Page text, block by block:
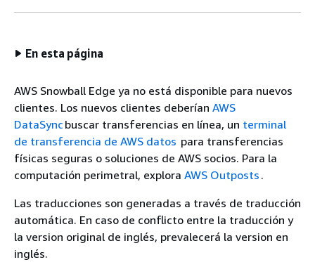
En esta página
AWS Snowball Edge ya no está disponible para nuevos
clientes. Los nuevos clientes deberían AWS
DataSync buscar transferencias en línea, un terminal
de transferencia de AWS datos para transferencias
físicas seguras o soluciones de AWS socios. Para la
computación perimetral, explora AWS Outposts .
Las traducciones son generadas a través de traducción
automática. En caso de conflicto entre la traducción y
la version original de inglés, prevalecerá la version en
inglés.